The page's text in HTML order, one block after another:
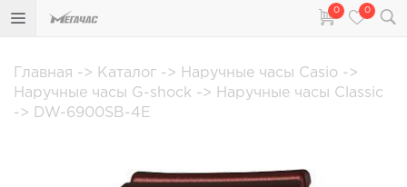
0 0
Главная -> Каталог -> Наручные часы Casio ->
Наручные часы G-shock -> Наручные часы Classic
-> DW-6900SB-4E